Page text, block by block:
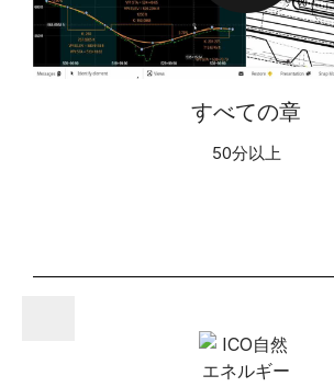
E
V
L
Y
すべての章
50分以上